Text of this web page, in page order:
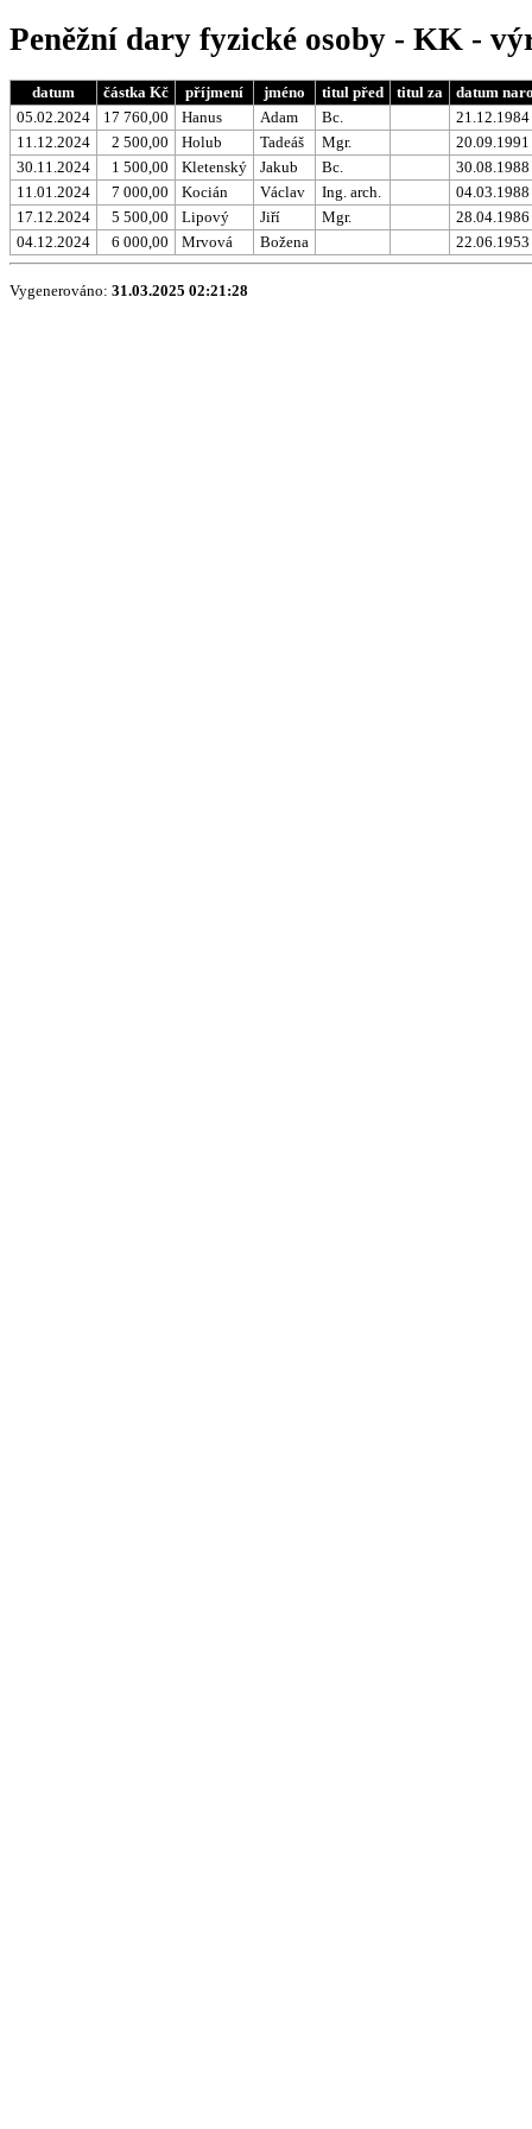
Peněžní dary fyzické osoby - KK -
datum částka Kč příjmení jméno titul před titul za
datum
05.02.2024
17 760,00 Hanus Adam Bc.
21.12.1984
11.12.2024
2 500,00 Holub Tadeáš Mgr.
20.09.1991
30.11.2024
1 500,00 Kletenský Jakub Bc.
30.08.1988
11.01.2024
7 000,00 Kocián Václav Ing. arch.
04.03.1988
17.12.2024
5 500,00 Lipový Jiří Mgr.
28.04.1986
04.12.2024
6 000,00 Mrvová Božena 22.06.1953
Vygenerováno: 31.03.2025 02:21:28